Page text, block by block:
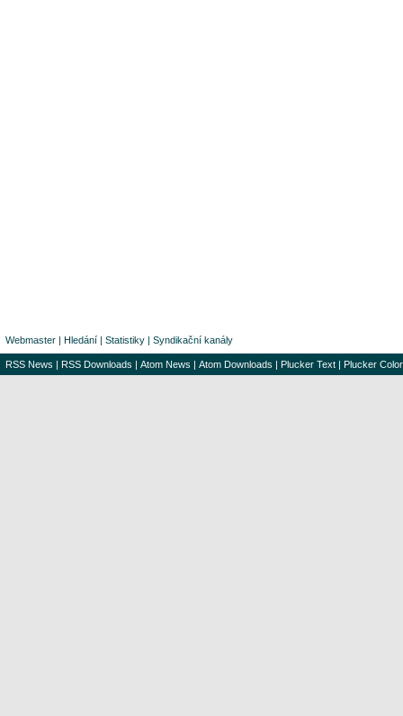
Webmaster | Hledání | Statistiky | Syndikační kanály
RSS News | RSS Downloads | Atom News | Atom Downloads | Plucker Text | Plucker Color